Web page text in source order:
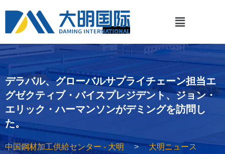
デラバル、グローバルサプライチェーン担当エ
グゼクティブ・バイスプレジデント、ジョン・
エリック・ハーマンソンがデミングを訪問し
た。
中国鋼材加工供給センター - 大明
大明ニュース